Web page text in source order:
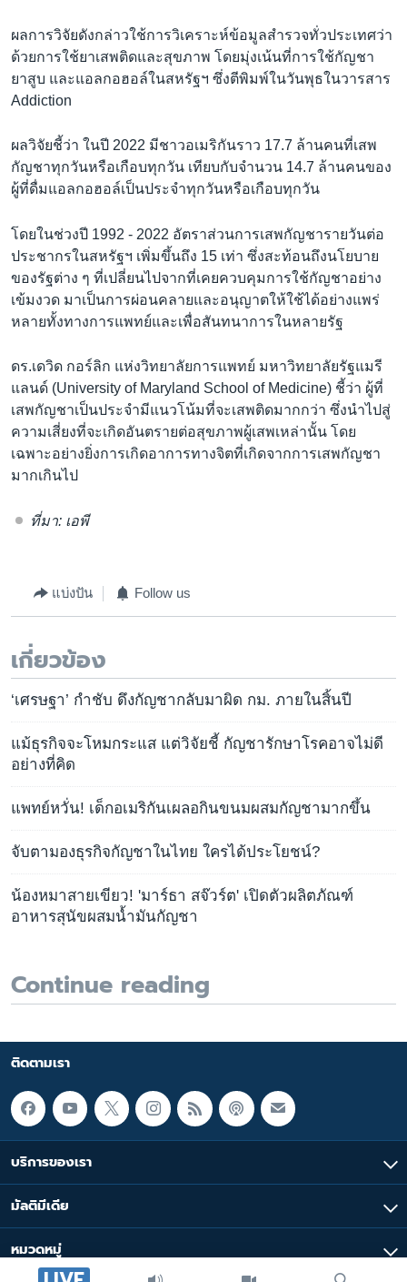
ผลการวิจัยดังกล่าวใช้การวิเคราะห์ข้อมูลสำรวจทั่วประเทศว่า
ด้วยการใช้ยาเสพติดและสุขภาพ โดยมุ่งเน้นที่การใช้กัญชา
ยาสูบ และแอลกอฮอล์ในสหรัฐฯ ซึ่งตีพิมพ์ในวันพุธในวารสาร
Addiction
ผลวิจัยชี้ว่า ในปี 2022 มีชาวอเมริกันราว 17.7 ล้านคนที่เสพ
กัญชาทุกวันหรือเกือบทุกวัน เทียบกับจำนวน 14.7 ล้านคนของ
ผู้ที่ดื่มแอลกอฮอล์เป็นประจำทุกวันหรือเกือบทุกวัน
โดยในช่วงปี 1992 - 2022 อัตราส่วนการเสพกัญชารายวันต่อ
ประชากรในสหรัฐฯ เพิ่มขึ้นถึง 15 เท่า ซึ่งสะท้อนถึงนโยบาย
ของรัฐต่าง ๆ ที่เปลี่ยนไปจากที่เคยควบคุมการใช้กัญชาอย่าง
เข้มงวด มาเป็นการผ่อนคลายและอนุญาตให้ใช้ได้อย่างแพร่
หลายทั้งทางการแพทย์และเพื่อสันทนาการในหลายรัฐ
ดร.เดวิด กอร์ลิก แห่งวิทยาลัยการแพทย์ มหาวิทยาลัยรัฐแมรี
แลนด์ (University of Maryland School of Medicine) ชี้ว่า ผู้ที่
เสพกัญชาเป็นประจำมีแนวโน้มที่จะเสพติดมากกว่า ซึ่งนำไปสู่
ความเสี่ยงที่จะเกิดอันตรายต่อสุขภาพผู้เสพเหล่านั้น โดย
เฉพาะอย่างยิ่งการเกิดอาการทางจิตที่เกิดจากการเสพกัญชา
มากเกินไป
ที่มา: เอพี
แบ่งปัน Follow us
เกี่ยวข้อง
‘เศรษฐา’ กำชับ ดึงกัญชากลับมาผิด กม. ภายในสิ้นปี
แม้ธุรกิจจะโหมกระแส แต่วิจัยชี้ กัญชารักษาโรคอาจไม่ดี
อย่างที่คิด
แพทย์หวั่น! เด็กอเมริกันเผลอกินขนมผสมกัญชามากขึ้น
จับตามองธุรกิจกัญชาในไทย ใครได้ประโยชน์?
น้องหมาสายเขียว! 'มาร์ธา สจ๊วร์ต' เปิดตัวผลิตภัณฑ์
อาหารสุนัขผสมน้ำมันกัญชา
Continue reading
ติดตามเรา
บริการของเรา
มัลติมีเดีย
หมวดหมู่